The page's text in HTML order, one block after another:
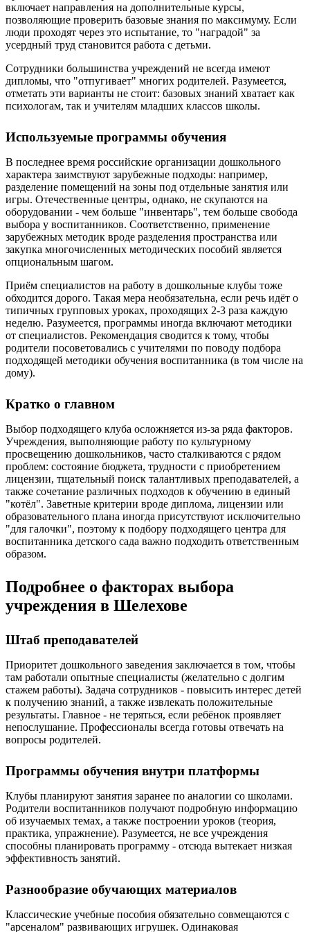
включает направления на дополнительные курсы,
позволяющие проверить базовые знания по максимуму. Если
люди проходят через это испытание, то "наградой" за
усердный труд становится работа с детьми.
Сотрудники большинства учреждений не всегда имеют
дипломы, что "отпугивает" многих родителей. Разумеется,
отметать эти варианты не стоит: базовых знаний хватает как
психологам, так и учителям младших классов школы.
Используемые программы обучения
В последнее время российские организации дошкольного
характера заимствуют зарубежные подходы: например,
разделение помещений на зоны под отдельные занятия или
игры. Отечественные центры, однако, не скупаются на
оборудовании - чем больше "инвентарь", тем больше свобода
выбора у воспитанников. Соответственно, применение
зарубежных методик вроде разделения пространства или
закупка многочисленных методических пособий является
опциональным шагом.
Приём специалистов на работу в дошкольные клубы тоже
обходится дорого. Такая мера необязательна, если речь идёт о
типичных групповых уроках, проходящих 2-3 раза каждую
неделю. Разумеется, программы иногда включают методики
от специалистов. Рекомендация сводится к тому, чтобы
родители посоветовались с учителями по поводу подбора
подходящей методики обучения воспитанника (в том числе на
дому).
Кратко о главном
Выбор подходящего клуба осложняется из-за ряда факторов.
Учреждения, выполняющие работу по культурному
просвещению дошкольников, часто сталкиваются с рядом
проблем: состояние бюджета, трудности с приобретением
лицензии, тщательный поиск талантливых преподавателей, а
также сочетание различных подходов к обучению в единый
"котёл". Заветные критерии вроде диплома, лицензии или
образовательного плана иногда присутствуют исключительно
"для галочки", поэтому к подбору подходящего центра для
воспитанника детского сада важно подходить ответственным
образом.
Подробнее о факторах выбора
учреждения в Шелехове
Штаб преподавателей
Приоритет дошкольного заведения заключается в том, чтобы
там работали опытные специалисты (желательно с долгим
стажем работы). Задача сотрудников - повысить интерес детей
к получению знаний, а также извлекать положительные
результаты. Главное - не теряться, если ребёнок проявляет
непослушание. Профессионалы всегда готовы отвечать на
вопросы родителей.
Программы обучения внутри платформы
Клубы планируют занятия заранее по аналогии со школами.
Родители воспитанников получают подробную информацию
об изучаемых темах, а также построении уроков (теория,
практика, упражнение). Разумеется, не все учреждения
способны планировать программу - отсюда вытекает низкая
эффективность занятий.
Разнообразие обучающих материалов
Классические учебные пособия обязательно совмещаются с
"арсеналом" развивающих игрушек. Одинаковая